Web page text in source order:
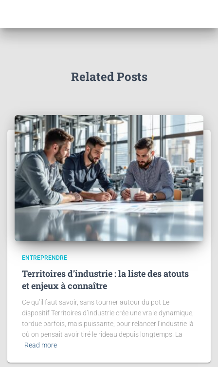
Related Posts
ENTREPRENDRE
Territoires d’industrie : la liste des atouts
et enjeux à connaître
Ce qu’il faut savoir, sans tourner autour du pot Le
dispositif Territoires d’industrie crée une vraie dynamique,
tordue parfois, mais puissante, pour relancer l’industrie là
où on pensait avoir tiré le rideau depuis longtemps. La
Read more